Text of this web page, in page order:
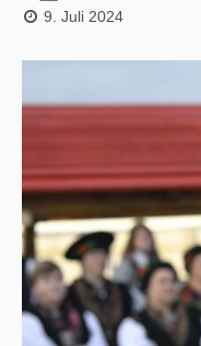
9. Juli 2024